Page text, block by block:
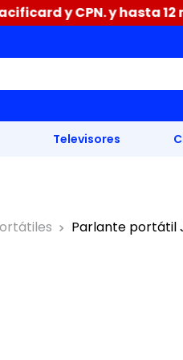
y hasta 12 meses sin
Televisores
Parlante portátil